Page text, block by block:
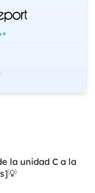
la unidad C a la